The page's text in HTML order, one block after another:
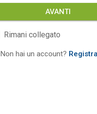
AVANTI
Rimani collegato
Non hai un account?